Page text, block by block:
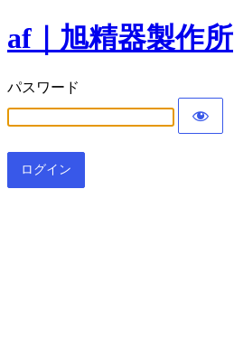
af｜旭精器製作所
パスワード